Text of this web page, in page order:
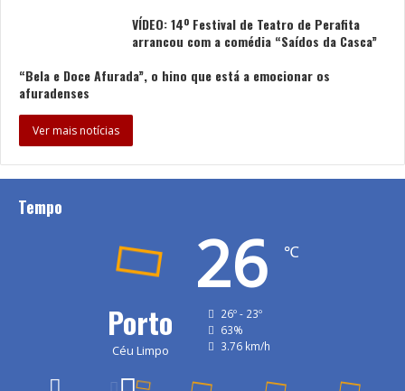
VÍDEO: 14º Festival de Teatro de Perafita
arrancou com a comédia “Saídos da Casca”
“Bela e Doce Afurada”, o hino que está a emocionar os
afuradenses
Ver mais notícias
Tempo
Porto
Céu Limpo
26 ℃
26º - 23º
63%
3.76 km/h